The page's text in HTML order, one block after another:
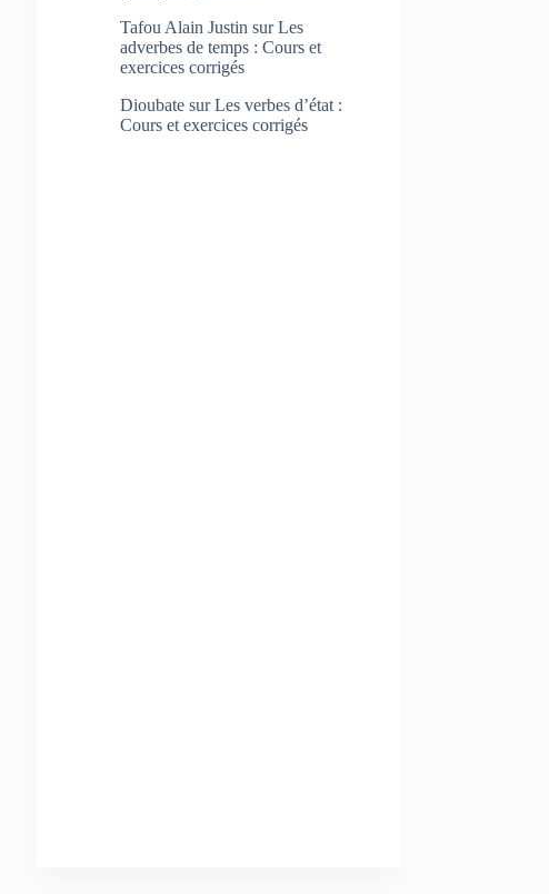
Tafou Alain Justin surLes
adverbes de temps : Cours et
exercices corrigés
Dioubate surLes verbes d’état :
Cours et exercices corrigés